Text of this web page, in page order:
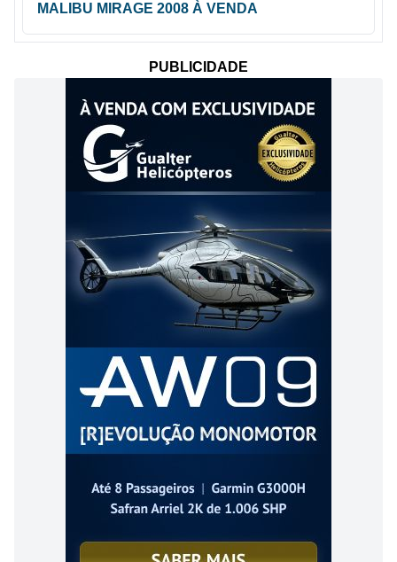
MALIBU MIRAGE 2008 À VENDA
PUBLICIDADE